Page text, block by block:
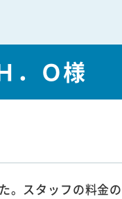
．Ｏ様
。スタッフの料金の